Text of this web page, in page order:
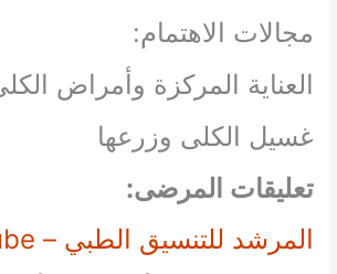
مجالات الاهتمام:
العناية المركزة وأمراض
غسيل الكلى وزرعها
تعليقات المرضى:
المرشد للتنسيق الطبي – YouTube